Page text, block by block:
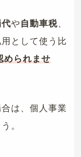
や自動車税
として使う比
められませ
は、個人事業
。